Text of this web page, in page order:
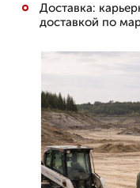
Доставка:
доставкой по